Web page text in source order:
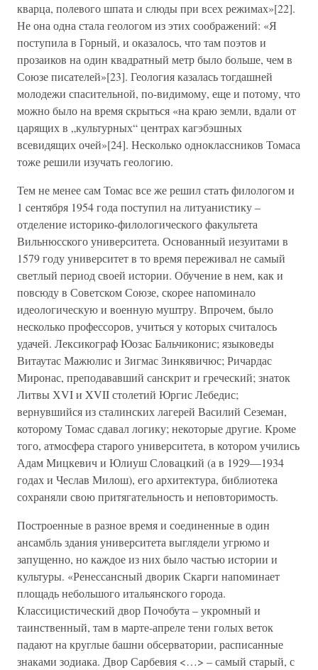
кварца, полевого шпата и слюды при всех режимах»[22].
Не она одна стала геологом из этих соображений: «Я
поступила в Горный, и оказалось, что там поэтов и
прозаиков на один квадратный метр было больше, чем в
Союзе писателей»[23]. Геология казалась тогдашней
молодежи спасительной, по-видимому, еще и потому, что
можно было на время скрыться «на краю земли, вдали от
царящих в „культурных“ центрах кагэбэшных
всевидящих очей»[24]. Несколько одноклассников Томаса
тоже решили изучать геологию.
Тем не менее сам Томас все же решил стать филологом и
1 cентября 1954 года поступил на литуанистику –
отделение историко-филологического факультета
Вильнюсского университета. Основанный иезуитами в
1579 году университет в то время переживал не самый
светлый период своей истории. Обучение в нем, как и
повсюду в Советском Союзе, скорее напоминало
идеологическую и военную муштру. Впрочем, было
несколько профессоров, учиться у которых считалось
удачей. Лексикограф Юозас Бальчиконис; языковеды
Витаутас Мажюлис и Зигмас Зинкявичюс; Ричардас
Миронас, преподававший санскрит и греческий; знаток
Литвы ХVI и XVII столетий Юргис Лебедис;
вернувшийся из сталинских лагерей Василий Сеземан,
которому Томас сдавал логику; некоторые другие. Кроме
того, атмосфера старого университета, в котором учились
Адам Мицкевич и Юлиуш Словацкий (а в 1929—1934
годах и Чеслав Милош), его архитектура, библиотека
сохраняли свою притягательность и неповторимость.
Построенные в разное время и соединенные в один
ансамбль здания университета выглядели угрюмо и
запущенно, но каждое из них было частью истории и
культуры. «Ренессансный дворик Скарги напоминает
площадь небольшого итальянского города.
Классицистический двор Почобута – укромный и
таинственный, там в марте-апреле тени голых веток
падают на круглые башни обсерватории, расписанные
знаками зодиака. Двор Сарбевия <…> – самый старый, с